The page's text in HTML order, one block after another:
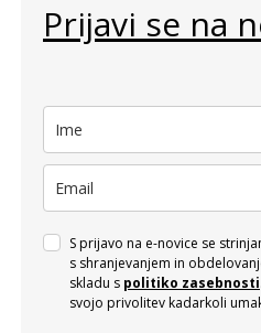
Prijavi se na
S prijavo na e-novice se
s shranjevanjem in
skladu s politiko zasebnosti
svojo privolitev kadarkoli